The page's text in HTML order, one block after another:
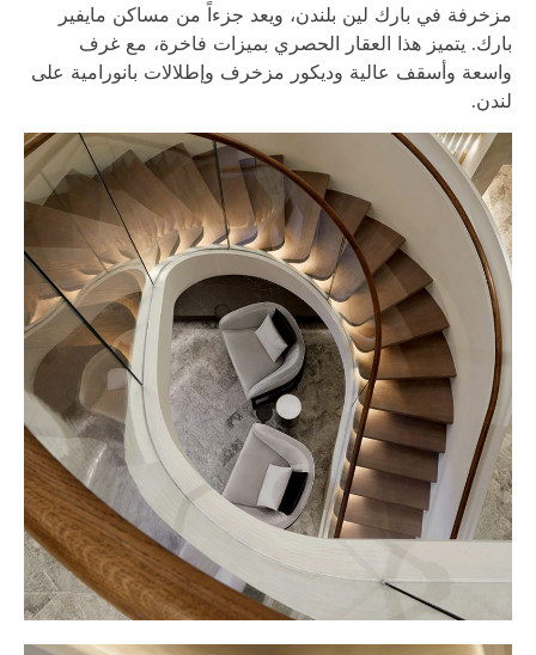
مزخرفة في بارك لين بلندن، ويعد جزءاً من مساكن مايفير
بارك. يتميز هذا العقار الحصري بميزات فاخرة، مع غرف
واسعة وأسقف عالية وديكور مزخرف وإطلالات بانورامية على
لندن.